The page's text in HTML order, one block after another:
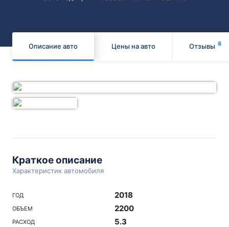
Описание авто Цены на авто Отзывы 8
Краткое описание
Характеристик автомобиля
ГОД 2018
ОБЪЕМ 2200
РАСХОД 5.3